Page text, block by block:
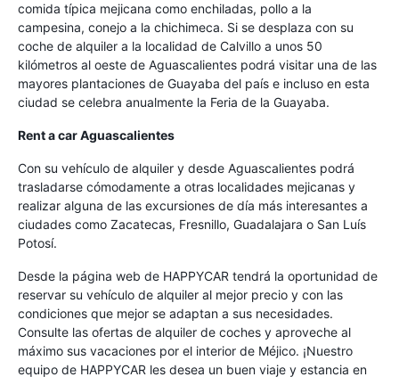
comida típica mejicana como enchiladas, pollo a la
campesina, conejo a la chichimeca. Si se desplaza con su
coche de alquiler a la localidad de Calvillo a unos 50
kilómetros al oeste de Aguascalientes podrá visitar una de las
mayores plantaciones de Guayaba del país e incluso en esta
ciudad se celebra anualmente la Feria de la Guayaba.
Rent a car Aguascalientes
Con su vehículo de alquiler y desde Aguascalientes podrá
trasladarse cómodamente a otras localidades mejicanas y
realizar alguna de las excursiones de día más interesantes a
ciudades como Zacatecas, Fresnillo, Guadalajara o San Luís
Potosí.
Desde la página web de HAPPYCAR tendrá la oportunidad de
reservar su vehículo de alquiler al mejor precio y con las
condiciones que mejor se adaptan a sus necesidades.
Consulte las ofertas de alquiler de coches y aproveche al
máximo sus vacaciones por el interior de Méjico. ¡Nuestro
equipo de HAPPYCAR les desea un buen viaje y estancia en